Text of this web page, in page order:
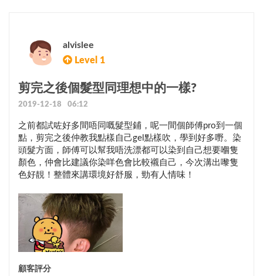
alvislee
Level 1
剪完之後個髮型同理想中的一樣?
2019-12-18 06:12
之前都試咗好多間唔同嘅髮型鋪，呢一間個師傅pro到一個
點，剪完之後仲教我點樣自己gel點樣吹，學到好多嘢。染
頭髮方面，師傅可以幫我唔洗漂都可以染到自己想要嗰隻
顏色，仲會比建議你染咩色會比較襯自己，今次溝出嚟隻
色好靚！整體來講環境好舒服，勁有人情味！
顧客評分